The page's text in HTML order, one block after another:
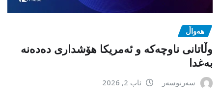
هەواڵ
وڵاتانی ناوچەکە و ئەمریکا هۆشداری دەدەنە
بەغدا
سەرنوسەر ئاب 2, 2026